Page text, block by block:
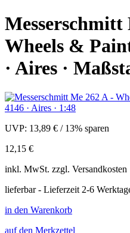
Messerschmitt
Wheels &
· Aires ·
UVP: 13,89 € / 13% sparen
12,15 €
inkl. MwSt. zzgl. Versandkosten
lieferbar - Lieferzeit 2-6
in den Warenkorb
auf den Merkzettel